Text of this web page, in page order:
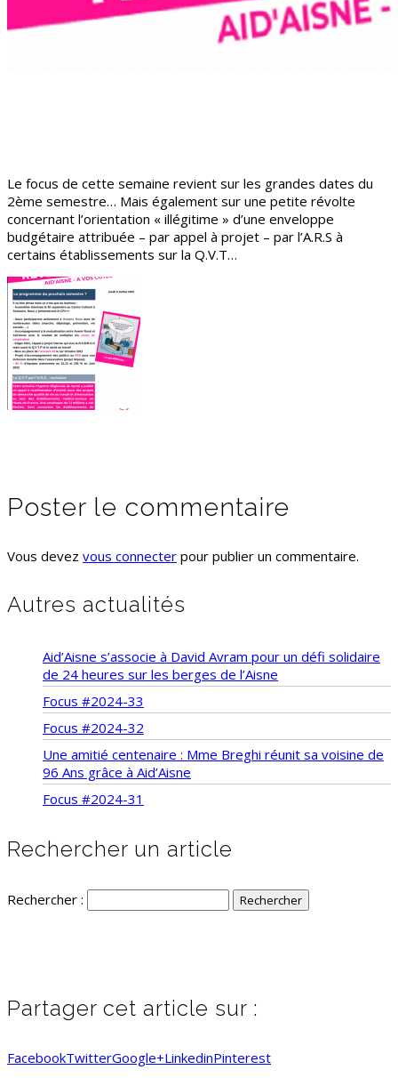
Le focus de cette semaine revient sur les grandes dates du
2ème semestre… Mais également sur une petite révolte
concernant l’orientation « illégitime » d’une enveloppe
budgétaire attribuée – par appel à projet – par l’A.R.S à
certains établissements sur la Q.V.T…
Poster le commentaire
Vous devez vous connecter pour publier un commentaire.
Autres actualités
Aid’Aisne s’associe à David Avram pour un défi solidaire
de 24 heures sur les berges de l’Aisne
Focus #2024-33
Focus #2024-32
Une amitié centenaire : Mme Breghi réunit sa voisine de
96 Ans grâce à Aid’Aisne
Focus #2024-31
Rechercher un article
Rechercher :
Partager cet article sur :
FacebookTwitterGoogle+LinkedinPinterest